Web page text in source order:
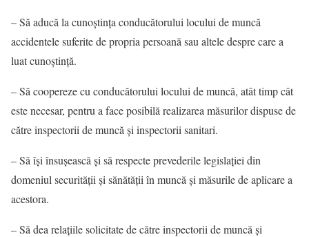
– Să aducă la cunoştinţa conducătorului locului de muncă
accidentele suferite de propria persoană sau altele despre care a
luat cunoştinţă.
– Să coopereze cu conducătorului locului de muncă, atât timp cât
este necesar, pentru a face posibilă realizarea măsurilor dispuse de
către inspectorii de muncă şi inspectorii sanitari.
– Să îşi însuşească şi să respecte prevederile legislaţiei din
domeniul securităţii şi sănătăţii în muncă şi măsurile de aplicare a
acestora.
– Să dea relaţiile solicitate de către inspectorii de muncă şi